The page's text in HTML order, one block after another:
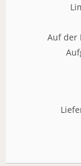
Auf der